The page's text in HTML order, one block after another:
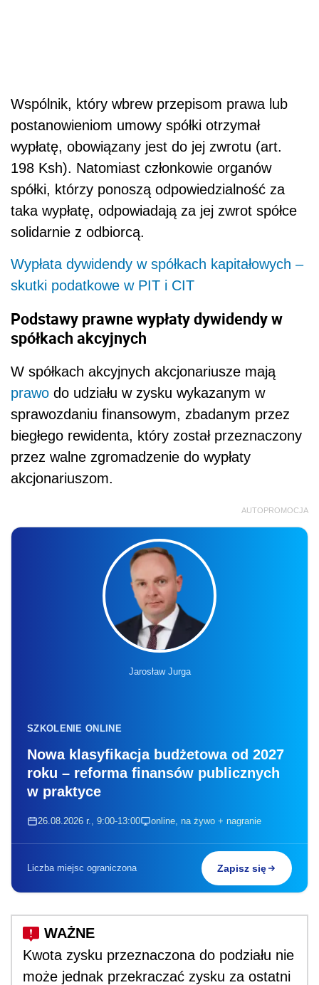
Wspólnik, który wbrew przepisom prawa lub
postanowieniom umowy spółki otrzymał
wypłatę, obowiązany jest do jej zwrotu (art.
198 Ksh). Natomiast członkowie organów
spółki, którzy ponoszą odpowiedzialność za
taka wypłatę, odpowiadają za jej zwrot spółce
solidarnie z odbiorcą.
Wypłata dywidendy w spółkach kapitałowych –
skutki podatkowe w PIT i CIT
Podstawy prawne wypłaty dywidendy w
spółkach akcyjnych
W spółkach akcyjnych akcjonariusze mają
prawo do udziału w zysku wykazanym w
sprawozdaniu finansowym, zbadanym przez
biegłego rewidenta, który został przeznaczony
przez walne zgromadzenie do wypłaty
akcjonariuszom.
AUTOPROMOCJA
Jarosław Jurga
SZKOLENIE ONLINE
Nowa klasyfikacja budżetowa od 2027
roku – reforma finansów publicznych
w praktyce
26.08.2026 r., 9:00-13:00 online, na żywo + nagranie
Liczba miejsc ograniczona Zapisz się
Kwota zysku przeznaczona do podziału nie
może jednak przekraczać zysku za ostatni